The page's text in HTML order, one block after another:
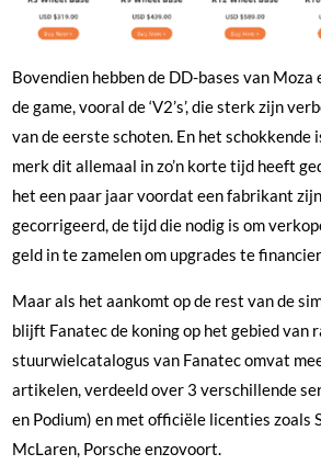
Bovendien hebben de DD-bases van
de game, vooral de ‘V2’s’, die sterk zijn
van de eerste schoten. En het schokkende
merk dit allemaal in zo’n korte tijd heeft
het een paar jaar voordat een fabrikant
gecorrigeerd, de tijd die nodig is om
geld in te zamelen om upgrades te
Maar als het aankomt op de rest van de
blijft Fanatec de koning op het gebied van
stuurwielcatalogus van Fanatec omvat
artikelen, verdeeld over 3 verschillende
en Podium) en met officiële licenties zoals
McLaren, Porsche enzovoort.